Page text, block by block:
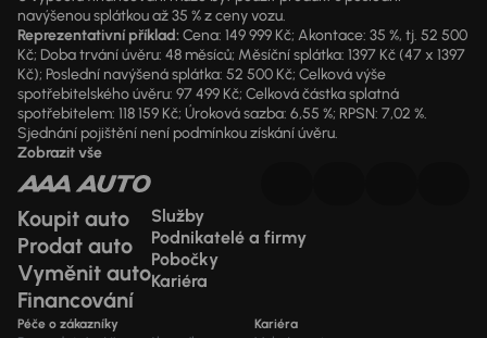
navýšenou splátkou až 35 % z ceny vozu.
Reprezentativní příklad:Cena: 149 999 Kč; Akontace: 35 %, tj. 52 500
Kč; Doba trvání úvěru: 48 měsíců; Měsíční splátka: 1397 Kč (47 x 1397
Kč); Poslední navýšená splátka: 52 500 Kč; Celková výše
spotřebitelského úvěru: 97 499 Kč; Celková částka splatná
spotřebitelem: 118 159 Kč; Úroková sazba: 6,55 %; RPSN: 7,02 %.
Sjednání pojištění není podmínkou získání úvěru.
Zobrazit vše
Koupit auto
Prodat auto
Vyměnit auto
Financování
Služby
Podnikatelé a firmy
Pobočky
Kariéra
Péče o zákazníky Kariéra